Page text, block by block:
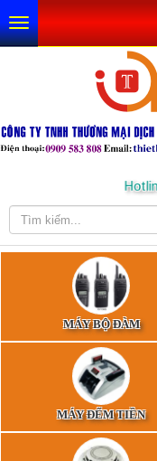
MÁY BỘ ĐÀM
MÁY ĐẾM TIỀN